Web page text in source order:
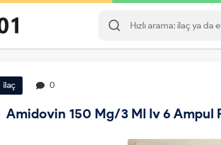
ilaç 0
Amidovin 150 Mg/3 Ml Iv 6 Ampul